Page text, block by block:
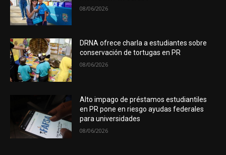
08/06/2026
DRNA ofrece charla a estudiantes sobre
conservación de tortugas en PR
08/06/2026
Alto impago de préstamos estudiantiles
en PR pone en riesgo ayudas federales
para universidades
08/06/2026